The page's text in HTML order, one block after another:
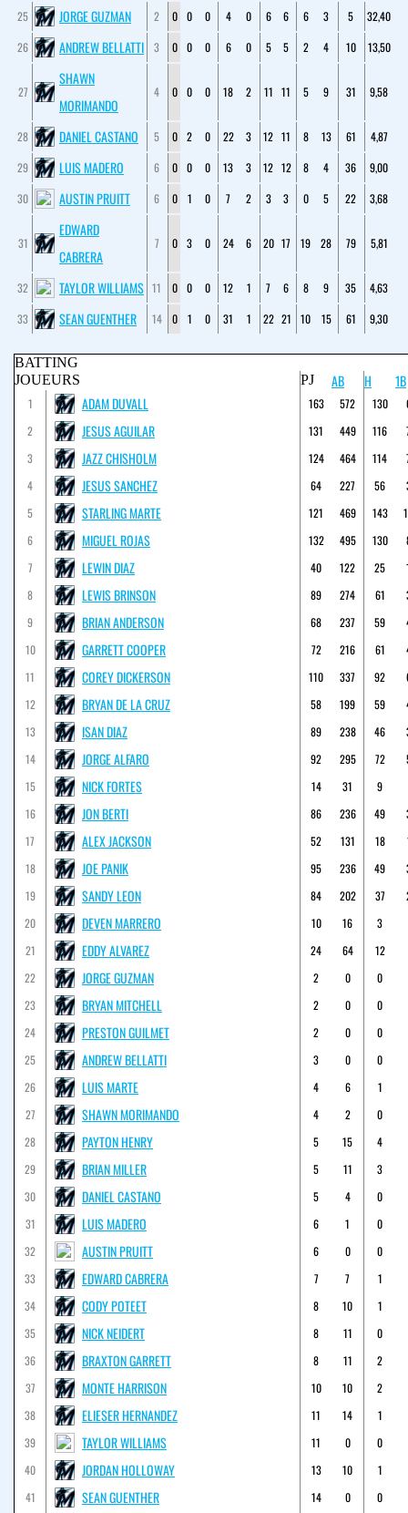
25 JORGE GUZMAN 2 0 0 0 4 0 6 6 6 3 5
32,40
26
ANDREW BELLATTI 3 0 0 0 6 0 5 5 2 4 10 13,50
27
SHAWN
MORIMANDO
4 0 0 0 18 2 11 11 5 9 31 9,58
28 DANIEL CASTANO 5 0 2 0 22 3 12 11 8 13 61
4,87
29
LUIS MADERO 6 0 0 0 13 3 12 12 8 4 36
9,00
30
AUSTIN PRUITT 6 0 1 0 7 2 3 3 0 5 22 3,68
31
EDWARD
CABRERA
7 0 3 0 24 6 20 17 19 28 79 5,81
32 TAYLOR WILLIAMS 11 0 0 0 12 1 7 6 8 9 35
4,63
33
SEAN GUENTHER 14 0 1 0 31 1 22 21 10 15 61 9,30
BATTING
JOUEURS
PJ AB H 1B
1 ADAM DUVALL 163 572 130
2
JESUS AGUILAR 131 449 116
3
JAZZ CHISHOLM 124 464 114
4
JESUS SANCHEZ 64 227 56
5
STARLING MARTE 121 469 143
6
MIGUEL ROJAS 132 495 130
7
LEWIN DIAZ 40 122 25
8
LEWIS BRINSON 89 274 61
9
BRIAN ANDERSON 68 237 59
10
GARRETT COOPER 72 216 61
11
COREY DICKERSON 110 337 92
12
BRYAN DE LA CRUZ 58 199 59
13
ISAN DIAZ 89 238 46
14
JORGE ALFARO 92 295 72
15
NICK FORTES 14 31
9
16
JON BERTI 86 236 49
17
ALEX JACKSON 52 131 18
18
JOE PANIK 95 236 49
19
SANDY LEON 84 202 37
20
DEVEN MARRERO 10 16
3
21
EDDY ALVAREZ 24 64
12
22
JORGE GUZMAN 2 0
0
23
BRYAN MITCHELL 2 0
0
24
PRESTON GUILMET 2 0
0
25
ANDREW BELLATTI 3 0
0
26
LUIS MARTE 4 6
1
27
SHAWN MORIMANDO 4 2
0
28
PAYTON HENRY 5 15
4
29
BRIAN MILLER 5 11
3
30
DANIEL CASTANO 5 4
0
31
LUIS MADERO 6 1
0
32
AUSTIN PRUITT 6 0
0
33
EDWARD CABRERA 7 7
1
34
CODY POTEET 8 10
1
35
NICK NEIDERT 8 11
0
36
BRAXTON GARRETT 8 11
2
37
MONTE HARRISON 10 10
2
38
ELIESER HERNANDEZ 11 14
1
39
TAYLOR WILLIAMS 11 0
0
40
JORDAN HOLLOWAY 13 10
1
41
SEAN GUENTHER 14 0
0